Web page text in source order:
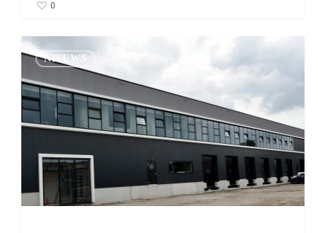
0
Nieuwbouw
van
TotaalVERS
NIEUWS